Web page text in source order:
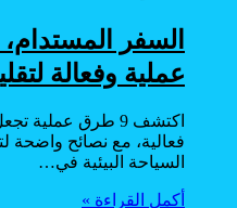
عملية وفعالة
اكتشف 9 طرق
فعالية، مع نصائح واضحة
السياحة البيئية في…
أكمل القراءة »